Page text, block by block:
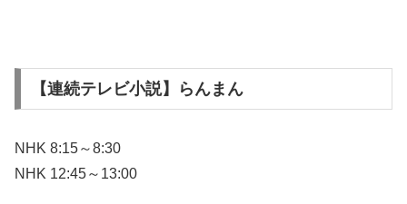
【連続テレビ小説】らんまん
NHK 8:15～8:30
NHK 12:45～13:00